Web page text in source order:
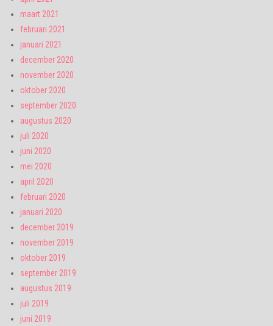
maart 2021
februari 2021
januari 2021
december 2020
november 2020
oktober 2020
september 2020
augustus 2020
juli 2020
juni 2020
mei 2020
april 2020
februari 2020
januari 2020
december 2019
november 2019
oktober 2019
september 2019
augustus 2019
juli 2019
juni 2019